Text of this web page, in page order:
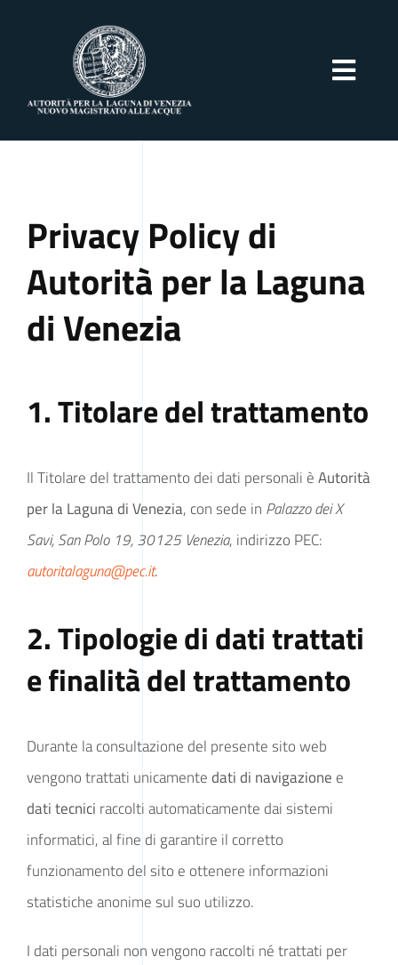
Attività
Normativa
Amministrazione Trasparente
Privacy Policy di
Autorità per la Laguna
di Venezia
1. Titolare del trattamento
Il Titolare del trattamento dei dati personali èAutorità
per la Laguna di Venezia, con sede in Palazzo dei X
Savi, San Polo 19, 30125 Venezia, indirizzo PEC:
autoritalaguna@pec.it.
2. Tipologie di dati trattati
e finalità del trattamento
Durante la consultazione del presente sito web
vengono trattati unicamente dati di navigazione e
dati tecnici raccolti automaticamente dai sistemi
informatici, al fine di garantire il corretto
funzionamento del sito e ottenere informazioni
statistiche anonime sul suo utilizzo.
I dati personali non vengono raccolti né trattati per